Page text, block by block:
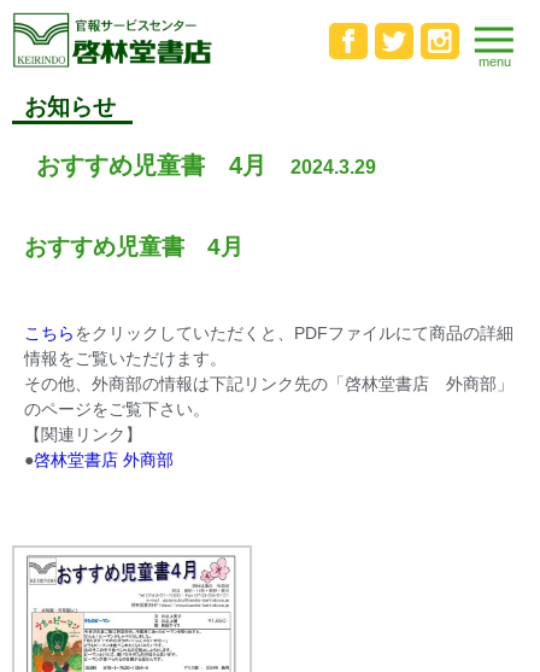
お知らせ
おすすめ児童書 4月 2024.3.29
おすすめ児童書 4月
こちらをクリックしていただくと、PDFファイルにて商品の詳細
情報をご覧いただけます。
その他、外商部の情報は下記リンク先の「啓林堂書店 外商部」
のページをご覧下さい。
【関連リンク】
●啓林堂書店 外商部